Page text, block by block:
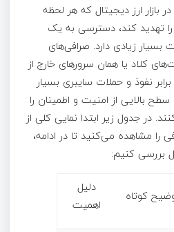
بازار ارز دیجیتال که هر لحظه
تهدید کند، دسترسی به یک
زیادی دارد. صرافی‌های
کلاد یا همان سرورهای خارج از
نفوذ و حملات سایبری بسیار
بالایی از امنیت و اطمینان را
در جدول زیر ابتدا نمایی کلی از
را مشاهده می‌کنید تا در ادامه،
بررسی کنیم:
کوتاه
دلیل
اهمیت